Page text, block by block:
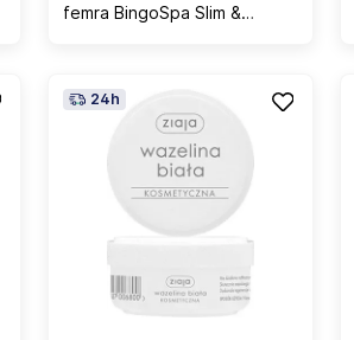
femra BingoSpa Slim &
24h